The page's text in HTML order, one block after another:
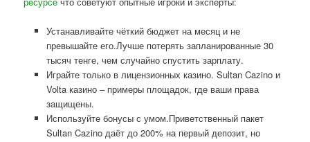
Устанавливайте чёткий бюджет на месяц и не
превышайте его.Лучше потерять запланированные 30
тысяч тенге, чем случайно спустить зарплату.
Играйте только в лицензионных казино. Sultan Cazino и
Volta казино – примеры площадок, где ваши права
защищены.
Используйте бонусы с умом.Приветственный пакет
Sultan Cazino даёт до 200% на первый депозит, но